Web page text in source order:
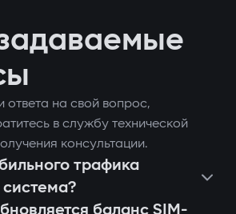
через GPS;
двигателя при попытке
запуска;
снять автомобиль с
дистанционно;
ответа на свой вопрос,
в службу технической
консультации.
трафика
баланс SIM-